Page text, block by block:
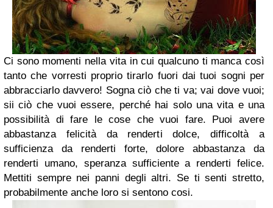
Ci sono momenti nella vita in cui qualcuno ti manca così
tantoche vorresti proprio tirarlo fuori dai tuoi sogni per
abbracciarlo davvero! Sogna ciò che ti va; vai dove vuoi;
sii ciò che vuoi essere, perché hai solo una vita e una
possibilità di fare le cose che vuoi fare.
Puoi avere
abbastanza felicità da renderti dolce, difficoltà a
sufficienza da renderti forte,dolore abbastanza da
renderti umano, speranza sufficiente a renderti felice.
Mettiti sempre nei panni degli altri. Se ti senti stretto,
probabilmente anche loro si sentono cosi.